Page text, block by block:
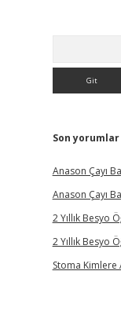
Son yorumlar
Anason Çayı
Anason Çayı
2 Yıllık Besyo
2 Yıllık Besyo
Stoma Kimlere